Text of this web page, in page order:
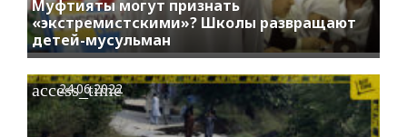
Муфтияты могут признать
«экстремистскими»? Школы развращают
детей-мусульман
access_time
24.06.2022